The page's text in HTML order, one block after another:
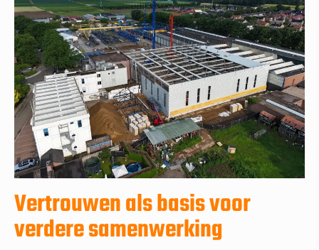
Vertrouwen als basis voor
verdere samenwerking